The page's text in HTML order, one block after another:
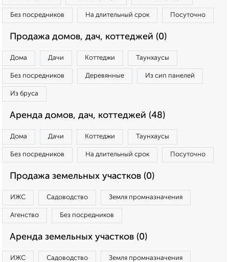
Без посредников На длительный срок Посуточно
Продажа домов, дач, коттеджей (0)
Дома Дачи Коттеджи Таунхаусы
Без посредников Деревянные Из сип панелей
Из бруса
Аренда домов, дач, коттеджей (48)
Дома Дачи Коттеджи Таунхаусы
Без посредников На длительный срок Посуточно
Продажа земельных участков (0)
ИЖС Садоводство Земля промназначения
Агенство Без посредников
Аренда земельных участков (0)
ИЖС Садоводство Земля промназначения